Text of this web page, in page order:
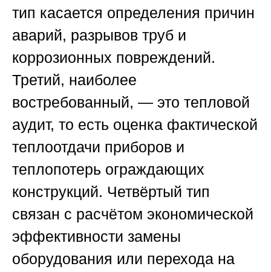
тип касается определения причин
аварий, разрывов труб и
коррозионных повреждений.
Третий, наиболее
востребованный, — это тепловой
аудит, то есть оценка фактической
теплоотдачи приборов и
теплопотерь ограждающих
конструкций. Четвёртый тип
связан с расчётом экономической
эффективности замены
оборудования или перехода на